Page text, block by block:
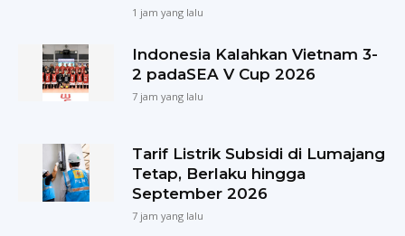
1 jam yang lalu
Indonesia Kalahkan Vietnam 3-
2 padaSEA V Cup 2026
7 jam yang lalu
Tarif Listrik Subsidi di Lumajang
Tetap, Berlaku hingga
September 2026
7 jam yang lalu